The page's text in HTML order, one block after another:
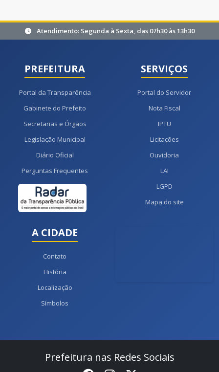
Atendimento: Segunda à Sexta, das 07h30 às 13h30
PREFEITURA
Portal da Transparência
Gabinete do Prefeito
Secretarias e Órgãos
Legislação Municipal
Diário Oficial
Perguntas Frequentes
SERVIÇOS
Portal do Servidor
Nota Fiscal
IPTU
Licitações
Ouvidoria
LAI
LGPD
Mapa do site
A CIDADE
Contato
História
Localização
Símbolos
Prefeitura nas Redes Sociais